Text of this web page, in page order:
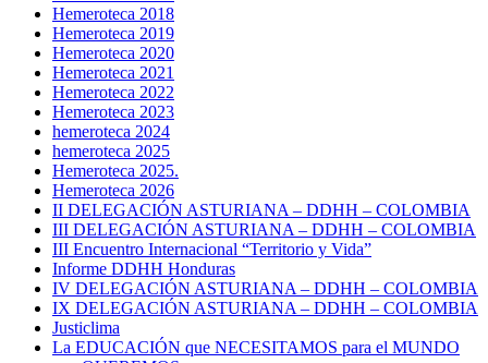
Hemeroteca 2018
Hemeroteca 2019
Hemeroteca 2020
Hemeroteca 2021
Hemeroteca 2022
Hemeroteca 2023
hemeroteca 2024
hemeroteca 2025
Hemeroteca 2025.
Hemeroteca 2026
II DELEGACIÓN ASTURIANA – DDHH – COLOMBIA
III DELEGACIÓN ASTURIANA – DDHH – COLOMBIA
III Encuentro Internacional “Territorio y Vida”
Informe DDHH Honduras
IV DELEGACIÓN ASTURIANA – DDHH – COLOMBIA
IX DELEGACIÓN ASTURIANA – DDHH – COLOMBIA
Justiclima
La EDUCACIÓN que NECESITAMOS para el MUNDO